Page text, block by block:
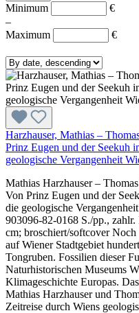
Minimum
€
–
Maximum
€
Harzhauser, Mathias –
Prinz Eugen und der Seekuh
geologische Vergangenheit
Mathias Harzhauser –
Von Prinz Eugen und der
die geologische
903096-82-0168 S./pp.,
cm; broschiert/softcover
auf Wiener Stadtgebiet
Tongruben. Fossilien dieser
Naturhistorischen Museums
Klimageschichte Europas.
Mathias Harzhauser und
Zeitreise durch Wiens